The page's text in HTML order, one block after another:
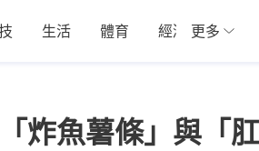
生活 體育 經濟 01深圳
更多
魚薯條」與「肛